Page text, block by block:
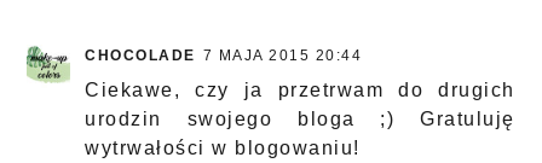
CHOCOLADE 7 MAJA 2015 20:44
Ciekawe, czy ja przetrwam do drugich
urodzin swojego bloga ;) Gratuluję
wytrwałości w blogowaniu!